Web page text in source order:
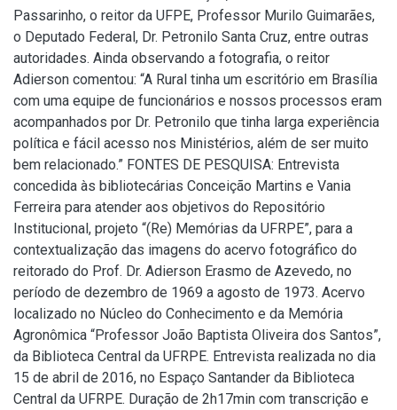
Passarinho, o reitor da UFPE, Professor Murilo Guimarães,
o Deputado Federal, Dr. Petronilo Santa Cruz, entre outras
autoridades. Ainda observando a fotografia, o reitor
Adierson comentou: “A Rural tinha um escritório em Brasília
com uma equipe de funcionários e nossos processos eram
acompanhados por Dr. Petronilo que tinha larga experiência
política e fácil acesso nos Ministérios, além de ser muito
bem relacionado.” FONTES DE PESQUISA: Entrevista
concedida às bibliotecárias Conceição Martins e Vania
Ferreira para atender aos objetivos do Repositório
Institucional, projeto “(Re) Memórias da UFRPE”, para a
contextualização das imagens do acervo fotográfico do
reitorado do Prof. Dr. Adierson Erasmo de Azevedo, no
período de dezembro de 1969 a agosto de 1973. Acervo
localizado no Núcleo do Conhecimento e da Memória
Agronômica “Professor João Baptista Oliveira dos Santos”,
da Biblioteca Central da UFRPE. Entrevista realizada no dia
15 de abril de 2016, no Espaço Santander da Biblioteca
Central da UFRPE. Duração de 2h17min com transcrição e